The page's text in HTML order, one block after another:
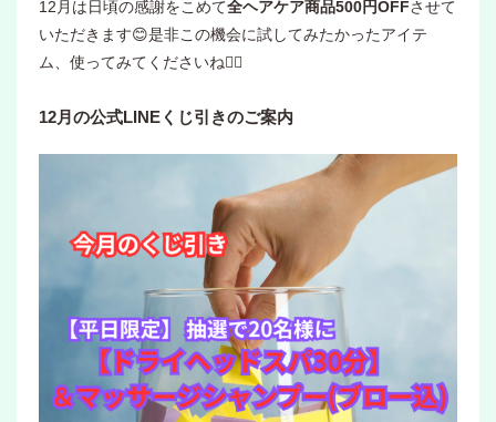
12月は日頃の感謝をこめて全ヘアケア商品500円OFFさせて
いただきます😊是非この機会に試してみたかったアイテ
ム、使ってみてくださいね🙇‍♀️
12月の公式LINEくじ引きのご案内